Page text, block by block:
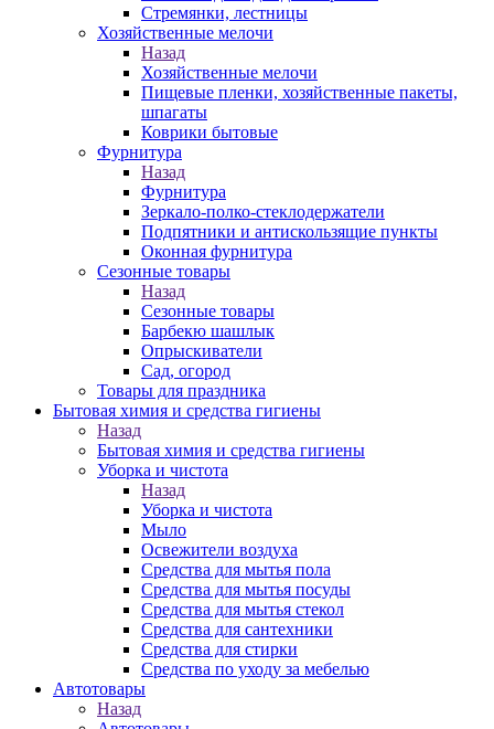
Стремянки, лестницы
Хозяйственные мелочи
Назад
Хозяйственные мелочи
Пищевые пленки, хозяйственные пакеты,
шпагаты
Коврики бытовые
Фурнитура
Назад
Фурнитура
Зеркало-полко-стеклодержатели
Подпятники и антискользящие пункты
Оконная фурнитура
Сезонные товары
Назад
Сезонные товары
Барбекю шашлык
Опрыскиватели
Сад, огород
Товары для праздника
Бытовая химия и средства гигиены
Назад
Бытовая химия и средства гигиены
Уборка и чистота
Назад
Уборка и чистота
Мыло
Освежители воздуха
Средства для мытья пола
Средства для мытья посуды
Средства для мытья стекол
Средства для сантехники
Средства для стирки
Средства по уходу за мебелью
Автотовары
Назад